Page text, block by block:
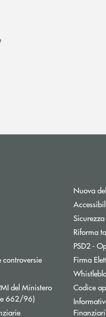
controversie
del Ministero
662/96)Apre una nuova finestra
Apre una nuova finestra
Nuova
Riforma
PSD2 -
Firma
Codice
Finanziari